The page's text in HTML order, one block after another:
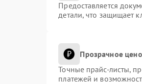
Предоставляется
детали, что защищает
Прозрачное
Точные прайс-листы,
платежей и